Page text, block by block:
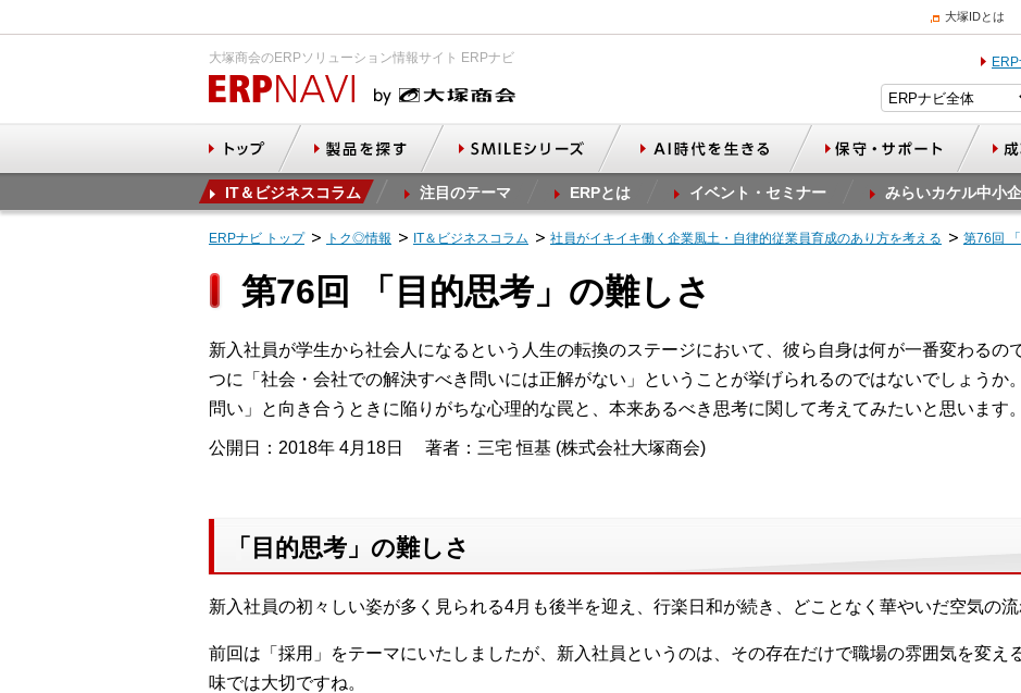
大塚IDとは
大塚商会のERPソリューション情報サイト ERPナビ
IT＆ビジネスコラム 注目のテーマ ERPとは イベント・セミナー みらいカケル中小
ERPナビ トップ トク◎情報 IT＆ビジネスコラム 社員がイキイキ働く企業風土・自律的従業員育成のあり方を考える 第76回
第76回 「目的思考」の難しさ
新入社員が学生から社会人になるという人生の転換のステージにおいて、彼ら自身は何が一番変わるの
つに「社会・会社での解決すべき問いには正解がない」ということが挙げられるのではないでしょうか
問い」と向き合うときに陥りがちな心理的な罠と、本来あるべき思考に関して考えてみたいと思います。
公開日：2018年 4月18日 著者：三宅 恒基 (株式会社大塚商会)
「目的思考」の難しさ
新入社員の初々しい姿が多く見られる4月も後半を迎え、行楽日和が続き、どことなく華やいだ空気の流
前回は「採用」をテーマにいたしましたが、新入社員というのは、その存在だけで職場の雰囲気を変え
味では大切ですね。